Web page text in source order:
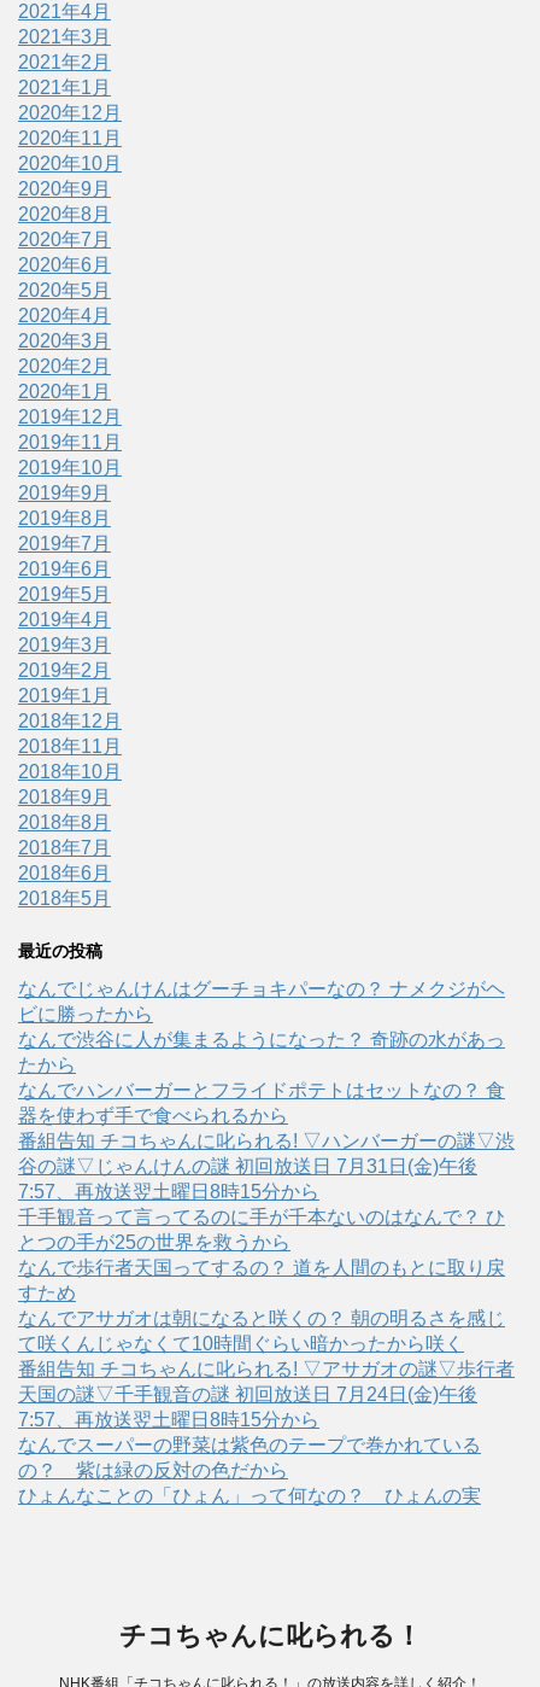
2021年4月
2021年3月
2021年2月
2021年1月
2020年12月
2020年11月
2020年10月
2020年9月
2020年8月
2020年7月
2020年6月
2020年5月
2020年4月
2020年3月
2020年2月
2020年1月
2019年12月
2019年11月
2019年10月
2019年9月
2019年8月
2019年7月
2019年6月
2019年5月
2019年4月
2019年3月
2019年2月
2019年1月
2018年12月
2018年11月
2018年10月
2018年9月
2018年8月
2018年7月
2018年6月
2018年5月
最近の投稿
なんでじゃんけんはグーチョキパーなの？ ナメクジがヘ
ビに勝ったから
なんで渋谷に人が集まるようになった？ 奇跡の水があっ
たから
なんでハンバーガーとフライドポテトはセットなの？ 食
器を使わず手で食べられるから
番組告知 チコちゃんに叱られる! ▽ハンバーガーの謎▽渋
谷の謎▽じゃんけんの謎 初回放送日 7月31日(金)午後
7:57、再放送翌土曜日8時15分から
千手観音って言ってるのに手が千本ないのはなんで？ ひ
とつの手が25の世界を救うから
なんで歩行者天国ってするの？ 道を人間のもとに取り戻
すため
なんでアサガオは朝になると咲くの？ 朝の明るさを感じ
て咲くんじゃなくて10時間ぐらい暗かったから咲く
番組告知 チコちゃんに叱られる! ▽アサガオの謎▽歩行者
天国の謎▽千手観音の謎 初回放送日 7月24日(金)午後
7:57、再放送翌土曜日8時15分から
なんでスーパーの野菜は紫色のテープで巻かれている
の？ 紫は緑の反対の色だから
ひょんなことの「ひょん」って何なの？ ひょんの実
チコちゃんに叱られる！
NHK番組「チコちゃんに叱られる！」の放送内容を詳しく紹介！